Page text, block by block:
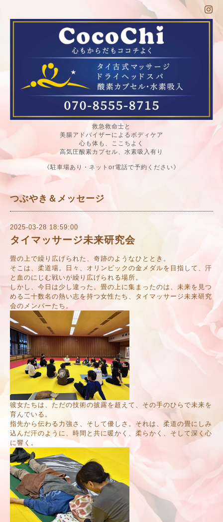
救急救命士と
美腸アドバイザーによるボディケア
心も体も、ここちよく
高気圧酸素カプセル、水素吸入有り
《駐車場あり・ネットor電話で予約ください》
つぶやき＆メッセージ
2025-03-28 18:59:00
タイマッサージ未来研究会
畳の上で繰り広げられた、奇跡のようなひととき。
そこは、柔道場。日々、オリンピックの金メダルを目指して、汗
と血のにじむ戦いが繰り広げられる場所。
しかし、今日は少し違った。畳の上に集まったのは、未来を見つ
める二十数名の熱い志を持つ女性たち、タイマッサージ未来研究
会のメンバーたち。
彼女たちは、ただの技術の披露を超えて、その手のひらで未来を
育んでいる。
指先から伝わる力強さ、そして優しさ。それは、柔道の畳にしみ
込んだ汗のように、時間と共に暖かく、柔らかく、そして深く心
に響く。